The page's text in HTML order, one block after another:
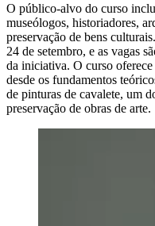
O público-alvo do curso
museólogos, historiadores,
preservação de bens
24 de setembro, e as vagas
da iniciativa. O curso
desde os fundamentos
de pinturas de cavalete, um
preservação de obras de arte.